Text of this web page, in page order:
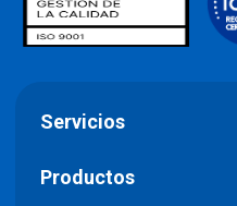
Servicios
Productos